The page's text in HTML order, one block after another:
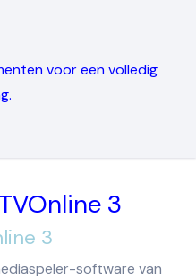
voor een volledig
3
3
software van